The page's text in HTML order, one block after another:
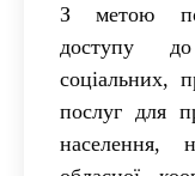
З метою
доступу
соціальних,
послуг для
населення,